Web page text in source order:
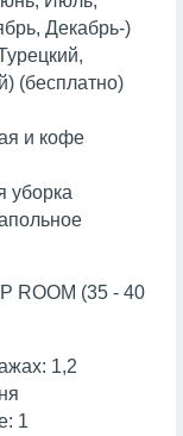
Декабрь-)
(бесплатно)
и кофе
уборка
ROOM (35 - 40
1,2
1